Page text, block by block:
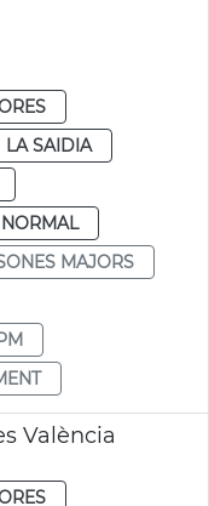
LA SAIDIA
NORMAL
MAJORS
València